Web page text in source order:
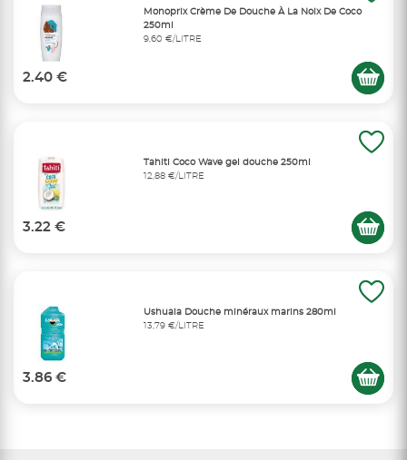
Monoprix Crème De Douche À La Noix De Coco
250ml
9,60 €/LITRE
2.40 €
Tahiti Coco Wave gel douche 250ml
12,88 €/LITRE
3.22 €
Ushuaia Douche minéraux marins 280ml
13,79 €/LITRE
3.86 €